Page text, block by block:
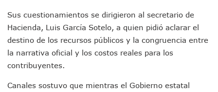
Maleza Crece En Camellones De La Principal Avenida
Lluvias E Inundaciones No Detienen El Transporte Público
Entregan Aparato Auditivo A Don Juan Ramírez En Puerto
Juan Carlos Castro Realiza Asamblea Informativa En La
Buscan Reducir Riesgos Por Cocodrilos En Playas De
Sus cuestionamientos se dirigieron al secretario de
Hacienda, Luis García Sotelo, a quien pidió aclarar el
destino de los recursos públicos y la congruencia entre
la narrativa oficial y los costos reales para los
contribuyentes.
Canales sostuvo que mientras el Gobierno estatal